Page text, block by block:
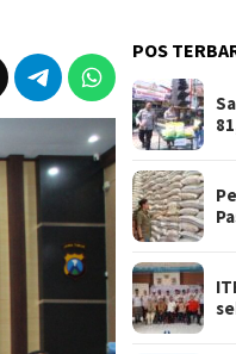
POS